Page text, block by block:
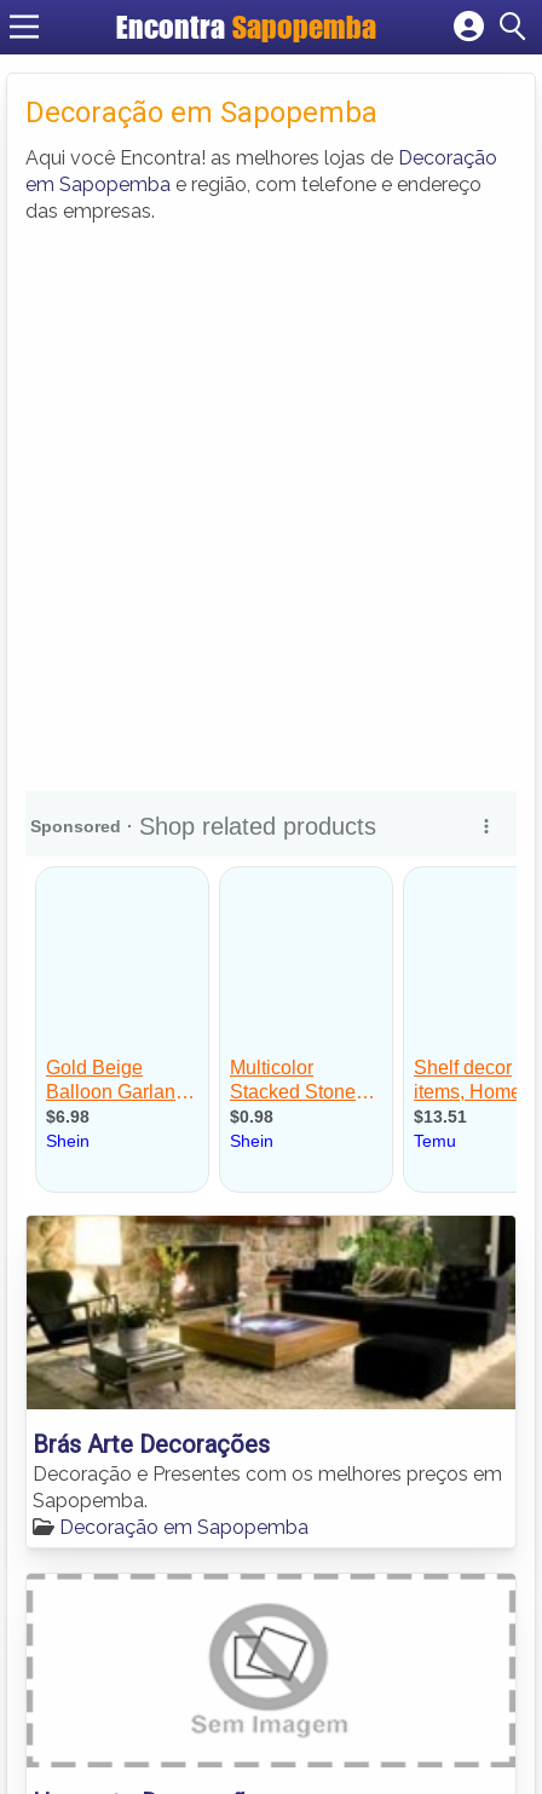
Encontra Sapopemba
Cadastrar empresa
Criar conta
Decoração em Sapopemba
Aqui você Encontra! as melhores lojas de Decoração
em Sapopemba e região, com telefone e endereço
das empresas.
Brás Arte Decorações
Decoração e Presentes com os melhores preços em
Sapopemba.
Decoração em Sapopemba